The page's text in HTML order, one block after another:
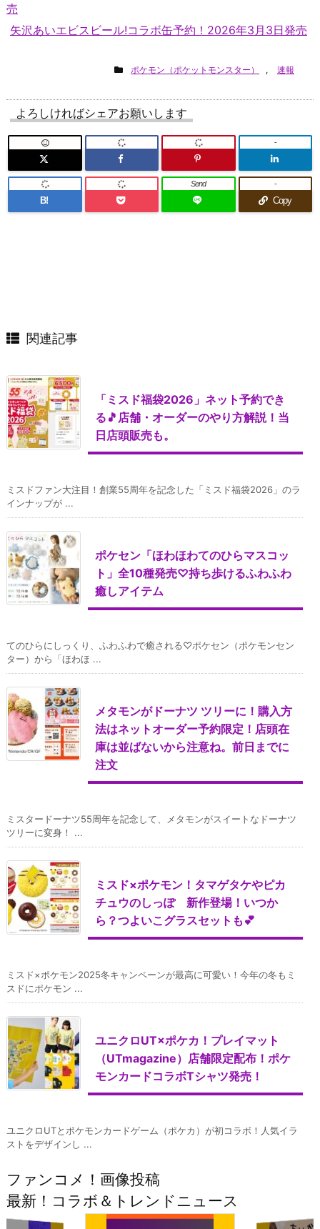
売
矢沢あいエビスビール!コラボ缶予約！2026年3月3日発売
ポケモン（ポケットモンスター） , 速報
よろしければシェアお願いします
-
B!
Send
Copy
-
関連記事
「ミスド福袋2026」ネット予約でき
る🎵店舗・オーダーのやり方解説！当
日店頭販売も。
ミスドファン大注目！創業55周年を記念した「ミスド福袋2026」のラ
インナップが ...
ポケセン「ほわほわてのひらマスコッ
ト」全10種発売♡持ち歩けるふわふわ
癒しアイテム
てのひらにしっくり、ふわふわで癒される♡ポケセン（ポケモンセン
ター）から「ほわほ ...
メタモンがドーナツ ツリーに！購入方
法はネットオーダー予約限定！店頭在
庫は並ばないから注意ね。前日までに
注文
ミスタードーナツ55周年を記念して、メタモンがスイートなドーナツ
ツリーに変身！ ...
ミスド×ポケモン！タマゲタケやピカ
チュウのしっぽ 新作登場！いつか
ら？つよいこグラスセットも💕
ミスド×ポケモン2025冬キャンペーンが最高に可愛い！今年の冬もミ
スドにポケモン ...
ユニクロUT×ポケカ！プレイマット
（UTmagazine）店舗限定配布！ポケ
モンカードコラボTシャツ発売！
ユニクロUTとポケモンカードゲーム（ポケカ）が初コラボ！人気イラ
ストをデザインし ...
ファンコメ！画像投稿
最新！コラボ＆トレンドニュース